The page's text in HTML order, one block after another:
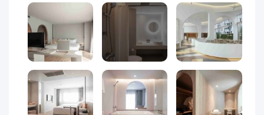
اگر به دنبال یک اقامتگاه ۵ ستاره متفاوت و مدرن در پاتایا هستید
که هم به ساحل نزدیک باشد، هم فضای آرام و الهام‌گرفته از
طبیعت داشته باشد،
هتل ترا نرا پاتایا (Terra Nara Pattaya)
انتخابی بی‌نقص برای شماست. این هتل بوتیک ۵ ستاره با معماری
خاص، خدمات حرفه‌ای و فضای گرم و صمیمی، از جمله هتل‌هایی
است که تجربه‌ای فراتر از اقامت معمولی را برای مهمانان رقم می‌زند.